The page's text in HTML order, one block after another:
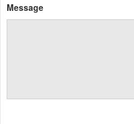
Message